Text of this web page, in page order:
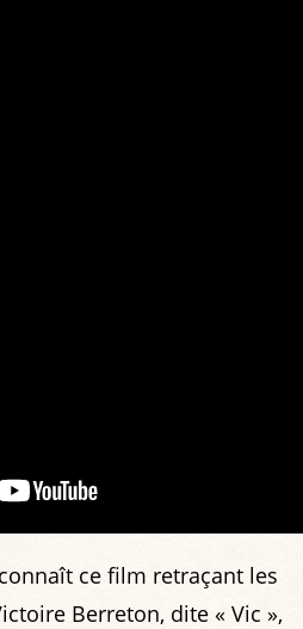
ce film retraçant les
Berreton, dite « Vic »,